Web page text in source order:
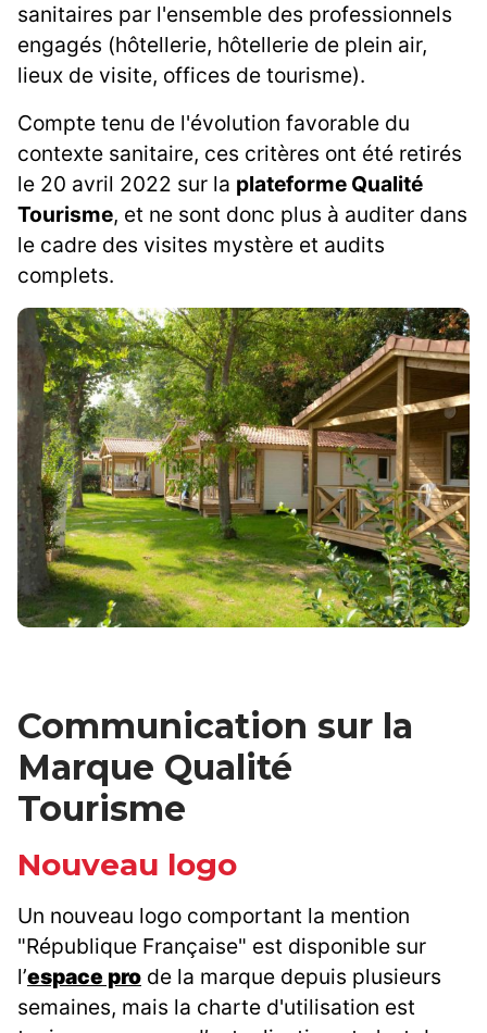
sanitaires par l'ensemble des professionnels
engagés (hôtellerie, hôtellerie de plein air,
lieux de visite, offices de tourisme).
Compte tenu de l'évolution favorable du
contexte sanitaire, ces critères ont été retirés
le 20 avril 2022 sur la plateforme Qualité
Tourisme, et ne sont donc plus à auditer dans
le cadre des visites mystère et audits
complets.
Communication sur la
Marque Qualité
Tourisme
Nouveau logo
Un nouveau logo comportant la mention
"République Française" est disponible sur
l’espace pro de la marque depuis plusieurs
semaines, mais la charte d'utilisation est